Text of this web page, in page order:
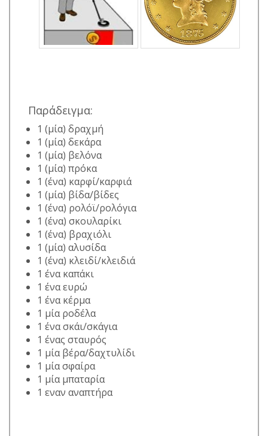
Παράδειγμα:
1 (μία) δραχμή
1 (μία) δεκάρα
1 (μία) βελόνα
1 (μία) πρόκα
1 (ένα) καρφί/καρφιά
1 (μία) βίδα/βίδες
1 (ένα) ρολόϊ/ρολόγια
1 (ένα) σκουλαρίκι
1 (ένα) βραχιόλι
1 (μία) αλυσίδα
1 (ένα) κλειδί/κλειδιά
1 ένα καπάκι
1 ένα ευρώ
1 ένα κέρμα
1 μία ροδέλα
1 ένα σκάι/σκάγια
1 ένας σταυρός
1 μία βέρα/δαχτυλίδι
1 μία σφαίρα
1 μία μπαταρία
1 εναν αναπτήρα